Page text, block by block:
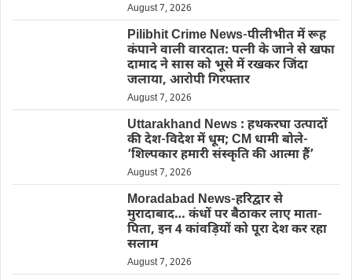
August 7, 2026
Pilibhit Crime News-पीलीभीत में रूह
कंपाने वाली वारदात: पत्नी के जाने से खफा
दामाद ने सास को भूसे में रखकर जिंदा
जलाया, आरोपी गिरफ्तार
August 7, 2026
Uttarakhand News : हथकरघा उत्पादों
की देश-विदेश में धूम; CM धामी बोले-
‘शिल्पकार हमारी संस्कृति की आत्मा हैं’
August 7, 2026
Moradabad News-हरिद्वार से
मुरादाबाद… कंधों पर बैठाकर लाए माता-
पिता, इन 4 कांवड़ियों को पूरा देश कर रहा
सलाम
August 7, 2026